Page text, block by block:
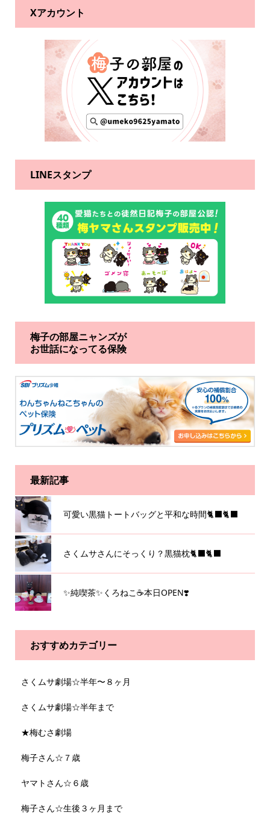
Xアカウント
LINEスタンプ
梅子の部屋ニャンズが
お世話になってる保険
最新記事
可愛い黒猫トートバッグと平和な時間🐈‍⬛🐈‍⬛
さくムサさんにそっくり？黒猫枕🐈‍⬛🐈‍⬛
✨純喫茶✨くろねこ☕️本日OPEN❣️
おすすめカテゴリー
さくムサ劇場☆半年〜８ヶ月
さくムサ劇場☆半年まで
★梅むさ劇場
梅子さん☆７歳
ヤマトさん☆６歳
梅子さん☆生後３ヶ月まで